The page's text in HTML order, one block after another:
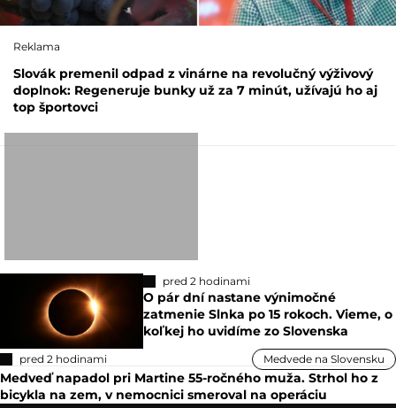
Reklama
Slovák premenil odpad z vinárne na revolučný výživový
doplnok: Regeneruje bunky už za 7 minút, užívajú ho aj
top športovci
pred 2 hodinami
O pár dní nastane výnimočné
zatmenie Slnka po 15 rokoch. Vieme, o
koľkej ho uvidíme zo Slovenska
pred 2 hodinami Medvede na Slovensku
Medveď napadol pri Martine 55-ročného muža. Strhol ho z
bicykla na zem, v nemocnici smeroval na operáciu